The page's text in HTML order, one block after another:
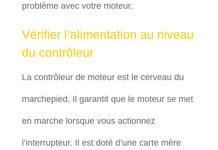
problème avec votre moteur.
Vérifier l’alimentation au niveau
du contrôleur
La contrôleur de moteur est le cerveau du
marchepied. Il garantit que le moteur se met
en marche lorsque vous actionnez
l’interrupteur. Il est doté d’une carte mère